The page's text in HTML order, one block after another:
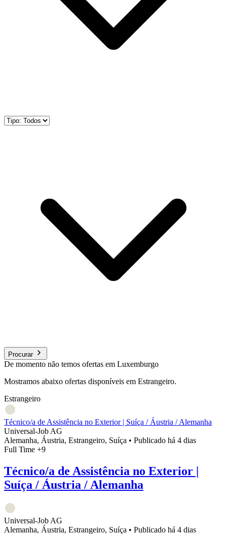
Procurar
De momento não temos ofertas em Luxemburgo
Mostramos abaixo ofertas disponíveis em Estrangeiro.
Estrangeiro
Técnico/a de Assistência no Exterior | Suíça / Áustria / Alemanha
Universal-Job AG
Alemanha, Áustria, Estrangeiro, Suíça • Publicado há 4 dias
Full Time +9
Técnico/a de Assistência no Exterior |
Suíça / Áustria / Alemanha
Universal-Job AG
Alemanha, Áustria, Estrangeiro, Suíça • Publicado há 4 dias